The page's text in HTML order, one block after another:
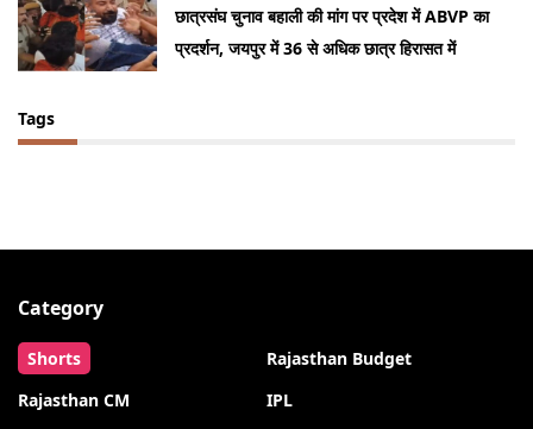
छात्रसंघ चुनाव बहाली की मांग पर प्रदेश में ABVP का
प्रदर्शन, जयपुर में 36 से अधिक छात्र हिरासत में
Tags
Category
Shorts
Rajasthan Budget
Rajasthan CM
IPL